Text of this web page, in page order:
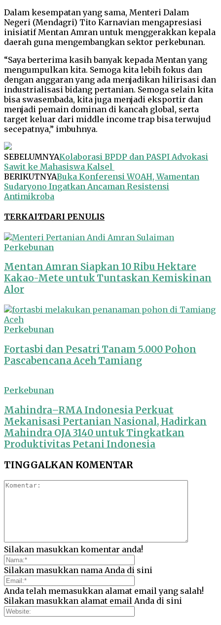
Dalam kesempatan yang sama, Menteri Dalam
Negeri (Mendagri) Tito Karnavian mengapresiasi
inisiatif Mentan Amran untuk menggerakkan kepala
daerah guna mengembangkan sektor perkebunan.
“Saya berterima kasih banyak kepada Mentan yang
mengumpulkan kita. Semoga kita lebih fokus dan
dengan anggaran yang ada menjadikan hilirisasi dan
industrialisasi bidang pertanian. Semoga selain kita
bisa swasembada, kita juga menjadi eksportir dan
menjadi pemain dominan di kancah global, serta
target keluar dari middle income trap bisa terwujud
secepatnya,” imbuhnya.
SEBELUMNYAKolaborasi BPDP dan PASPI Advokasi
Sawit ke Mahasiswa Kalsel
BERIKUTNYABuka Konferensi WOAH, Wamentan
Sudaryono Ingatkan Ancaman Resistensi
Antimikroba
TERKAITDARI PENULIS
Perkebunan
Mentan Amran Siapkan 10 Ribu Hektare
Kakao-Mete untuk Tuntaskan Kemiskinan
Alor
Perkebunan
Fortasbi dan Pesatri Tanam 5.000 Pohon
Pascabencana Aceh Tamiang
Perkebunan
Mahindra–RMA Indonesia Perkuat
Mekanisasi Pertanian Nasional, Hadirkan
Mahindra OJA 3140 untuk Tingkatkan
Produktivitas Petani Indonesia
TINGGALKAN KOMENTAR
Silakan masukkan komentar anda!
Silakan masukkan nama Anda di sini
Anda telah memasukkan alamat email yang salah!
Silakan masukkan alamat email Anda di sini